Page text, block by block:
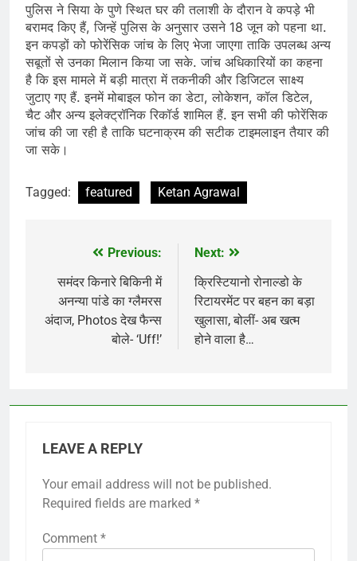
पुलिस ने सिया के पुणे स्थित घर की तलाशी के दौरान वे कपड़े भी
बरामद किए हैं, जिन्हें पुलिस के अनुसार उसने 18 जून को पहना था.
इन कपड़ों को फोरेंसिक जांच के लिए भेजा जाएगा ताकि उपलब्ध अन्य
सबूतों से उनका मिलान किया जा सके. जांच अधिकारियों का कहना
है कि इस मामले में बड़ी मात्रा में तकनीकी और डिजिटल साक्ष्य
जुटाए गए हैं. इनमें मोबाइल फोन का डेटा, लोकेशन, कॉल डिटेल,
चैट और अन्य इलेक्ट्रॉनिक रिकॉर्ड शामिल हैं. इन सभी की फोरेंसिक
जांच की जा रही है ताकि घटनाक्रम की सटीक टाइमलाइन तैयार की
जा सके।
Tagged: featured Ketan Agrawal
navigation
Previous:
समंदर किनारे बिकिनी में
अनन्या पांडे का ग्लैमरस
अंदाज, Photos देख फैन्स
बोले- ‘Uff!’
Next:
क्रिस्टियानो रोनाल्डो के
रिटायरमेंट पर बहन का बड़ा
खुलासा, बोलीं- अब खत्म
होने वाला है…
LEAVE A REPLY
Your email address will not be published.
Required fields are marked *
Comment *